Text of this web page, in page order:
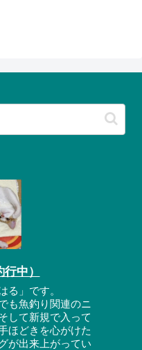
中）
る」です。
も魚釣り関連のニ
して新規で入って
ほどきを心がけた
が出来上がってい